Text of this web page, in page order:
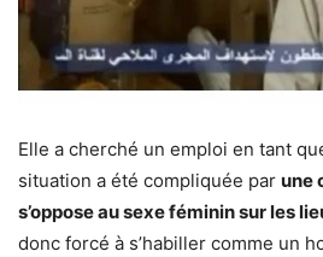
Elle a cherché un emploi en tant
situation a été compliquée par une
s’oppose au sexe féminin sur les
donc forcé à s’habiller comme un